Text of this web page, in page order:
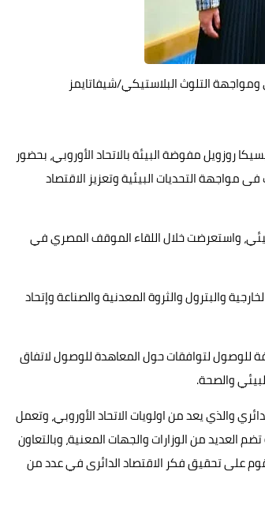
التلوث البلاستيكي/شيفاتايمز
روزويل مفوضة البيئة بالاتحاد الأوروبي، بحضور
مواجهة التحديات البيئية وتعزيز الاقتصاد
واستعرضت خلال اللقاء الموقف المصري في
والبترول والثروة المعدنية والصناعة وإتحاد
لتوافقات حول المعاهدة للوصول لاتفاق
والصحة.
والذي يعد من اولويات الاتحاد الأوروبي، وتعمل
العديد من الوزارات والجهات المعنية، وبالتعاون
من المشروعات التي تقوم على تحقيق فكر الاقتصاد الدائرى في عدد من